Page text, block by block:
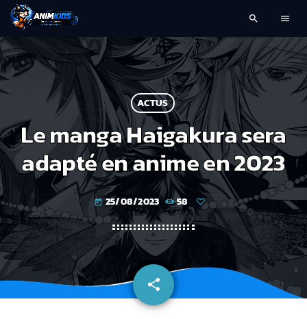
search menu
ACTUS
Le manga Haigakura sera
adapté en anime en 2023
today 25/08/2023 58
share
email